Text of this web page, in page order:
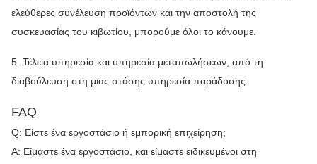
ελεύθερες συνέλευση προϊόντων και την αποστολή της
συσκευασίας του κιβωτίου, μπορούμε όλοι το κάνουμε.
5. Τέλεια υπηρεσία και υπηρεσία μεταπωλήσεων, από τη
διαβούλευση στη μιας στάσης υπηρεσία παράδοσης.
FAQ
Q: Είστε ένα εργοστάσιο ή εμπορική επιχείρηση;
Α: Είμαστε ένα εργοστάσιο, και είμαστε ειδικευμένοι στη